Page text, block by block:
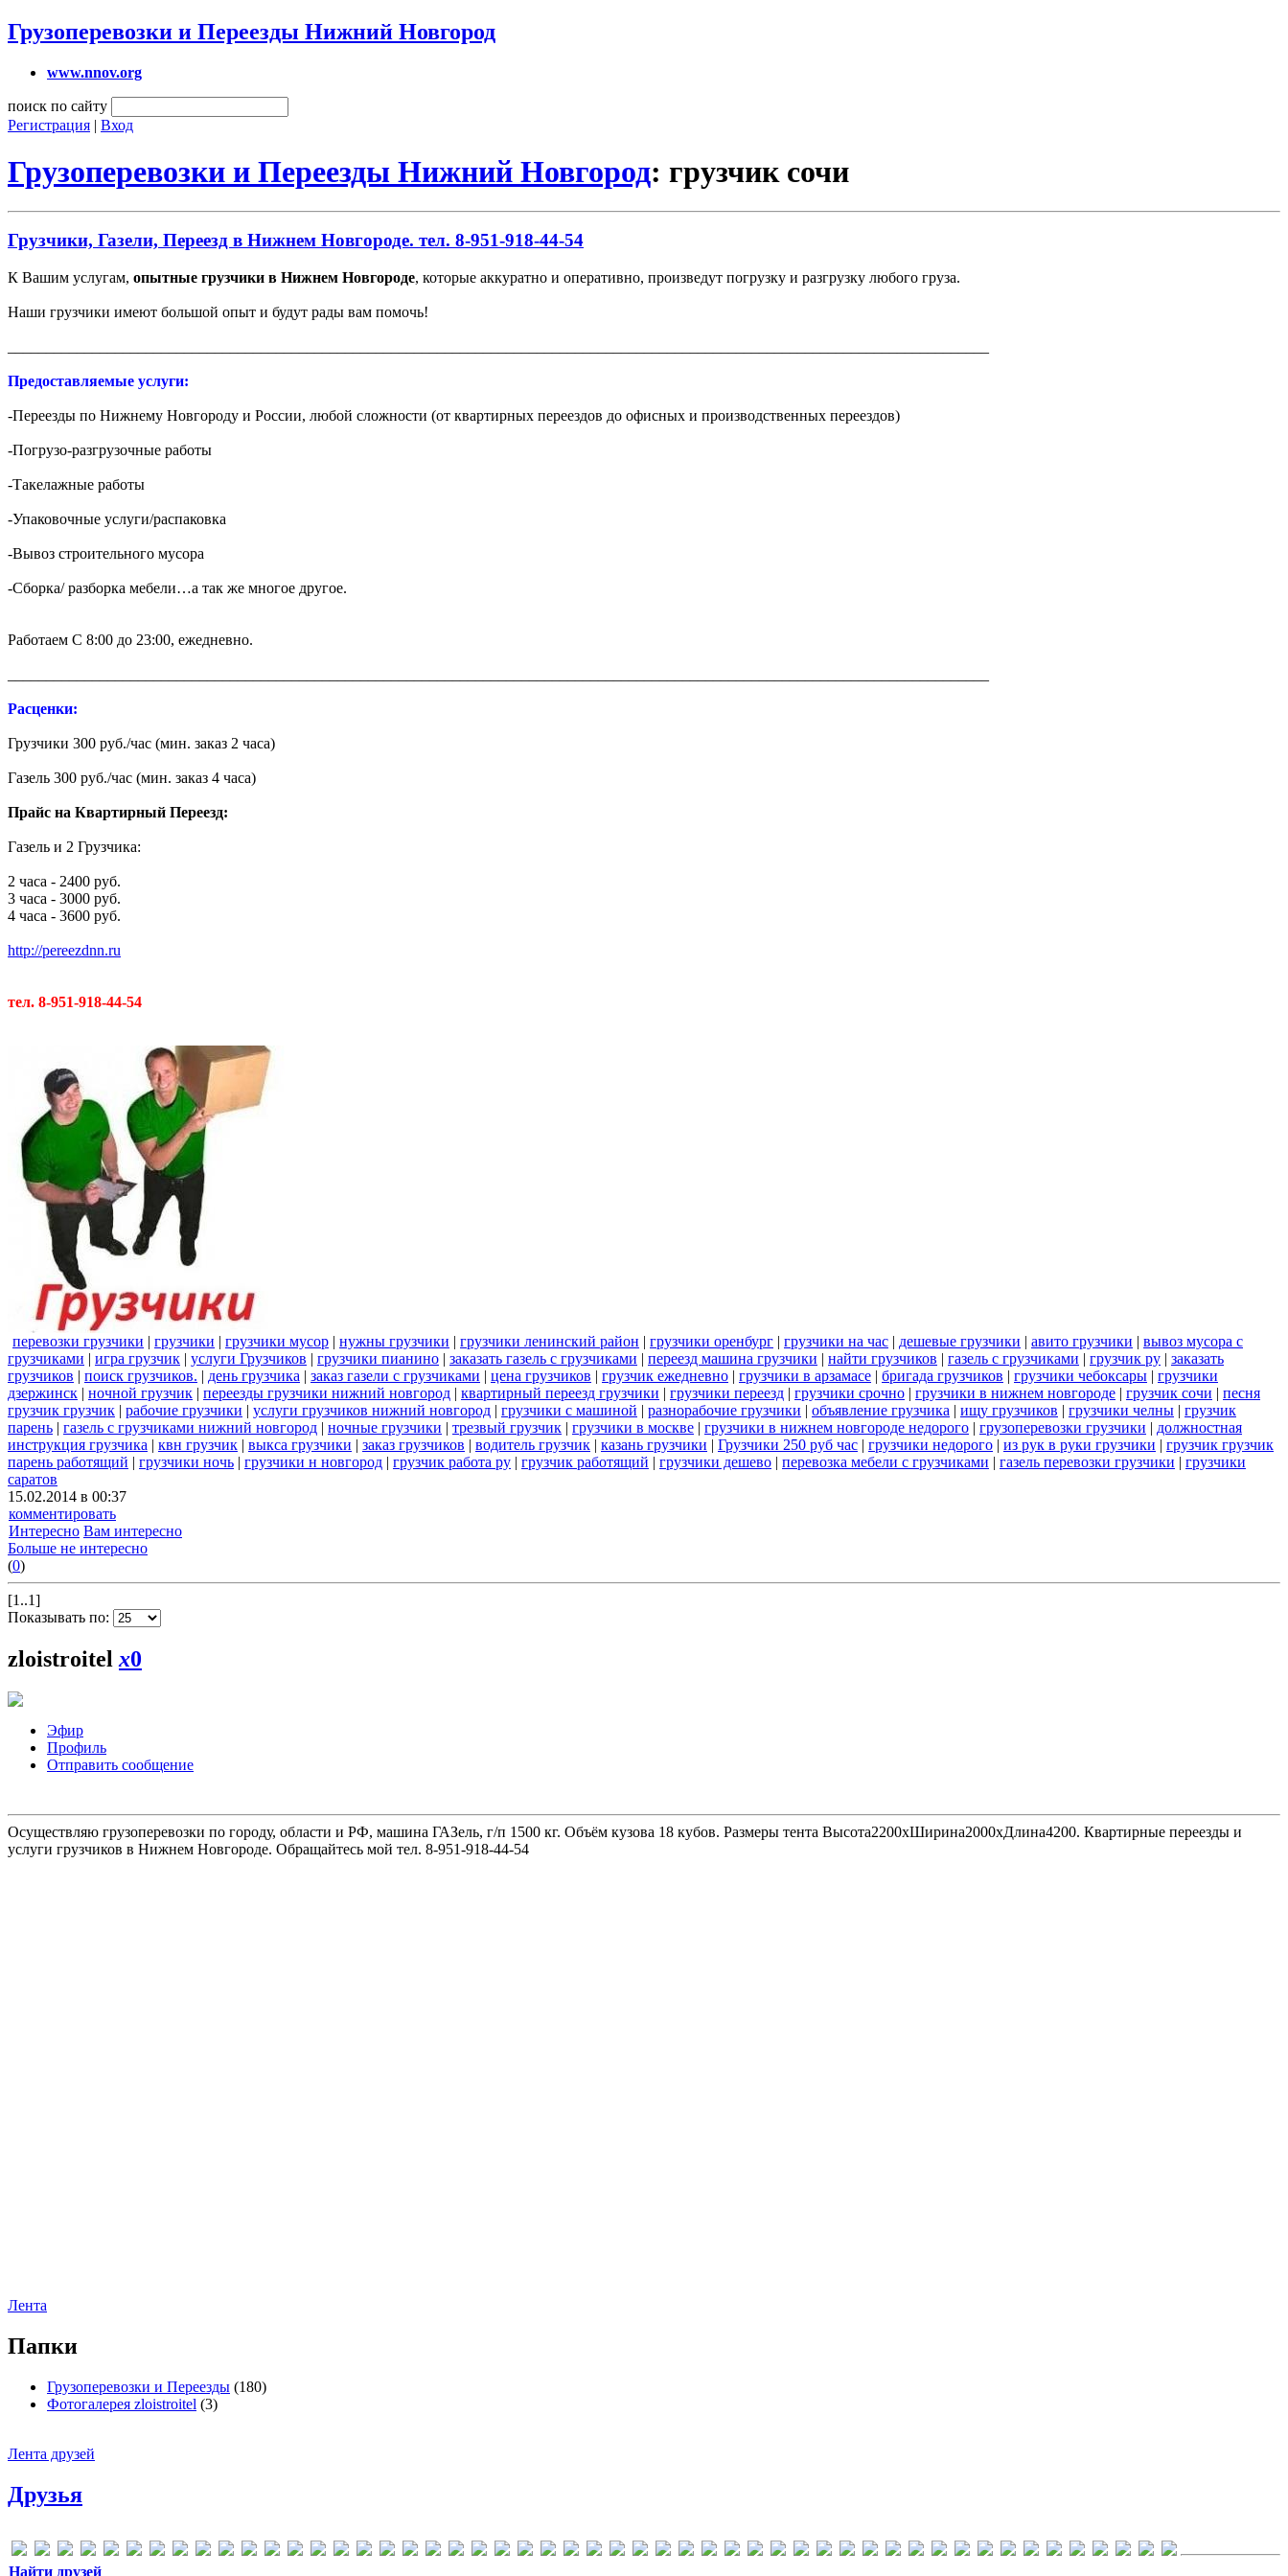
Грузоперевозки и Переезды Нижний Новгород
www.nnov.org
поиск по сайту
Регистрация | Вход
Грузоперевозки и Переезды Нижний Новгород: грузчик сочи
Грузчики, Газели, Переезд в Нижнем Новгороде. тел. 8-951-918-44-54
К Вашим услугам, опытные грузчики в Нижнем Новгороде, которые аккуратно и оперативно, произведут погрузку и разгрузку любого груза.
Наши грузчики имеют большой опыт и будут рады вам помочь!
Предоставляемые услуги:
-Переезды по Нижнему Новгороду и России, любой сложности (от квартирных переездов до офисных и производственных переездов)
-Погрузо-разгрузочные работы
-Такелажные работы
-Упаковочные услуги/распаковка
-Вывоз строительного мусора
-Сборка/ разборка мебели…а так же многое другое.
Работаем С 8:00 до 23:00, ежедневно.
Расценки:
Грузчики 300 руб./час (мин. заказ 2 часа)
Газель 300 руб./час (мин. заказ 4 часа)
Прайс на Квартирный Переезд:
Газель и 2 Грузчика:
2 часа - 2400 руб.
3 часа - 3000 руб.
4 часа - 3600 руб.
http://pereezdnn.ru
тел. 8-951-918-44-54
перевозки грузчики | грузчики | грузчики мусор | нужны грузчики | грузчики ленинский район | грузчики оренбург | грузчики на час | дешевые грузчики | авито грузчики | вывоз мусора с
грузчиками | игра грузчик | услуги Грузчиков | грузчики пианино | заказать газель с грузчиками | переезд машина грузчики | найти грузчиков | газель с грузчиками | грузчик ру | заказать
грузчиков | поиск грузчиков. | день грузчика | заказ газели с грузчиками | цена грузчиков | грузчик ежедневно | грузчики в арзамасе | бригада грузчиков | грузчики чебоксары | грузчики
дзержинск | ночной грузчик | переезды грузчики нижний новгород | квартирный переезд грузчики | грузчики переезд | грузчики срочно | грузчики в нижнем новгороде | грузчик сочи | песня
грузчик грузчик | рабочие грузчики | услуги грузчиков нижний новгород | грузчики с машиной | разнорабочие грузчики | объявление грузчика | ищу грузчиков | грузчики челны | грузчик
парень | газель с грузчиками нижний новгород | ночные грузчики | трезвый грузчик | грузчики в москве | грузчики в нижнем новгороде недорого | грузоперевозки грузчики | должностная
инструкция грузчика | квн грузчик | выкса грузчики | заказ грузчиков | водитель грузчик | казань грузчики | Грузчики 250 руб час | грузчики недорого | из рук в руки грузчики | грузчик грузчик
парень работящий | грузчики ночь | грузчики н новгород | грузчик работа ру | грузчик работящий | грузчики дешево | перевозка мебели с грузчиками | газель перевозки грузчики | грузчики
саратов
15.02.2014 в 00:37
комментировать
Интересно Вам интересно
Больше не интересно
(0)
[1..1]
Показывать по:
zloistroitel x0
Эфир
Профиль
Отправить сообщение
Осуществляю грузоперевозки по городу, области и РФ, машина ГАЗель, г/п 1500 кг. Объём кузова 18 кубов. Размеры тента Высота2200хШирина2000хДлина4200. Квартирные переезды и
услуги грузчиков в Нижнем Новгороде. Обращайтесь мой тел. 8-951-918-44-54
Лента
Папки
Грузоперевозки и Переезды (180)
Фотогалерея zloistroitel (3)
Лента друзей
Друзья
Найти друзей